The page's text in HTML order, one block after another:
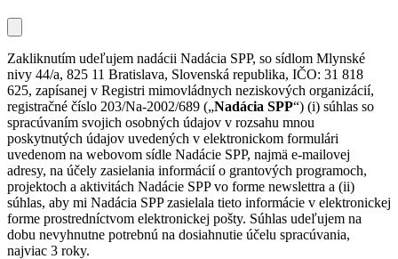
Zakliknutím udeľujem nadácii Nadácia SPP, so sídlom Mlynské
nivy 44/a, 825 11 Bratislava, Slovenská republika, IČO: 31 818
625, zapísanej v Registri mimovládnych neziskových organizácií,
registračné číslo 203/Na-2002/689 („Nadácia SPP“) (i) súhlas so
spracúvaním svojich osobných údajov v rozsahu mnou
poskytnutých údajov uvedených v elektronickom formulári
uvedenom na webovom sídle Nadácie SPP, najmä e-mailovej
adresy, na účely zasielania informácií o grantových programoch,
projektoch a aktivitách Nadácie SPP vo forme newslettra a (ii)
súhlas, aby mi Nadácia SPP zasielala tieto informácie v elektronickej
forme prostredníctvom elektronickej pošty. Súhlas udeľujem na
dobu nevyhnutne potrebnú na dosiahnutie účelu spracúvania,
najviac 3 roky.